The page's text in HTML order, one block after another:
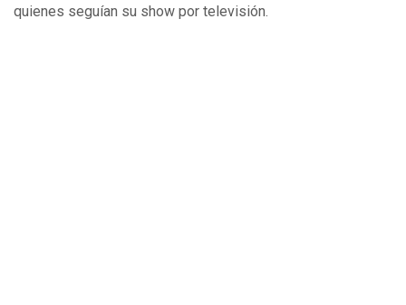
quienes seguían su show por televisión.